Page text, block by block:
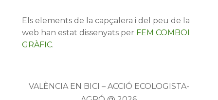
Els elements de la capçalera i del peu de la
web han estat dissenyats per FEM COMBOI
GRÀFIC.
VALÈNCIA EN BICI – ACCIÓ ECOLOGISTA-